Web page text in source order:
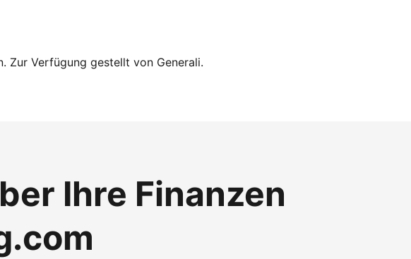
Zur Verfügung gestellt von Generali.
Ihre Finanzen